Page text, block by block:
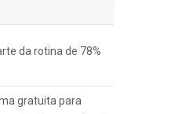
da rotina de 78%
gratuita para